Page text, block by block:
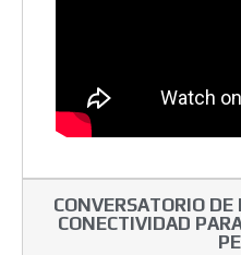
CONVERSATORIO DE
CONECTIVIDAD